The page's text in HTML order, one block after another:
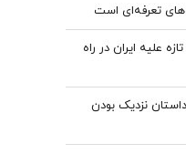
تعرفه‌ای است
علیه ایران در راه
نزدیک بودن